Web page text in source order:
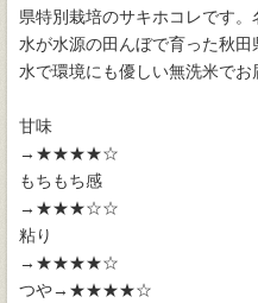
県特別栽培のサキホコレです
水が水源の田んぼで育った秋
水で環境にも優しい無洗米でお
甘味
もちもち感
粘り
つや→★★★★☆